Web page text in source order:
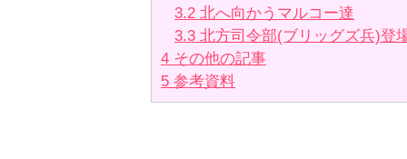
3.2 北へ向かうマルコー達
3.3 北方司令部(ブリッグズ兵)登
4 その他の記事
5 参考資料